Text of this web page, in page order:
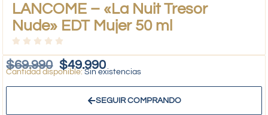
LANCOME – «La Nuit Tresor
Nude» EDT Mujer 50 ml
$69.990 $49.990
Sin existencias
SEGUIR COMPRANDO